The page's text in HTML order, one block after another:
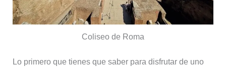
Coliseo de Roma
Lo primero que tienes que saber para disfrutar de uno